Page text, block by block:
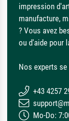
impression
manufacture,
? Vous avez
ou d'aide pour
Nos experts
+43 4257
Mo-Do: